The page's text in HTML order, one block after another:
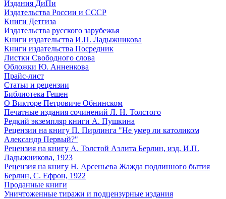
Издания ДиПи
Издательства России и СССР
Книги Детгиза
Издательства русского зарубежья
Книги издательства И.П. Ладыжникова
Книги издательства Посредник
Листки Свободного слова
Обложки Ю. Анненкова
Прайс-лист
Статьи и рецензии
Библиотека Гешен
О Викторе Петровиче Обнинском
Печатные издания сочинений Л. Н. Толстого
Редкий экземпляр книги А. Пушкина
Рецензии на книгу П. Пирлинга "Не умер ли католиком
Александр Первый?"
Рецензия на книгу А. Толстой Аэлита Берлин, изд. И.П.
Ладыжникова, 1923
Рецензия на книгу Н. Арсеньева Жажда подлинного бытия
Берлин, С. Ефрон, 1922
Проданные книги
Уничтоженные тиражи и подцензурные издания